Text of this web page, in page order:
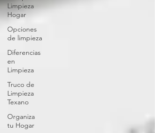
Limpieza
Hogar
Opciones
de limpieza
Diferencias
en
Limpieza
Truco de
Limpieza
Texano
Organiza
tu Hogar